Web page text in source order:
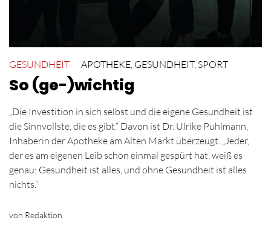
GESUNDHEIT APOTHEKE GESUNDHEIT, SPORT
So (ge-)wichtig
„Die Investition in sich selbst und die eigene Gesundheit ist
die Sinnvollste, die es gibt.“ Davon ist Dr. Ulrike Puhlmann,
Inhaberin der Apotheke am Alten Markt überzeugt. „Jeder,
der es am eigenen Leib schon einmal gespürt hat, weiß es
genau: Gesundheit ist alles, und ohne Gesundheit ist alles
nichts.“
von Redaktion